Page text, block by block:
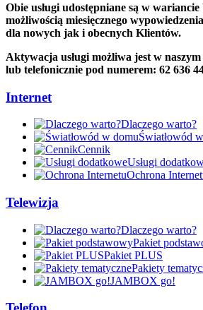
Obie usługi udostępniane są w
możliwością miesięcznego
dla nowych jak i obecnych Klientów.
Aktywacja usługi możliwa jest w
lub telefonicznie pod numerem: 62 636
Internet
Dlaczego warto?
Światłowód
Cennik
Usługi
Ochrona
Telewizja
Dlaczego warto?
Pakiet
Pakiet PLUS
Pakiety
JAMBOX go!